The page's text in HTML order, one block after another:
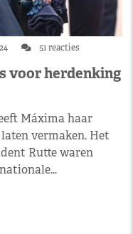
51 reacties
voor herdenking
Máxima haar
vermaken. Het
Rutte waren